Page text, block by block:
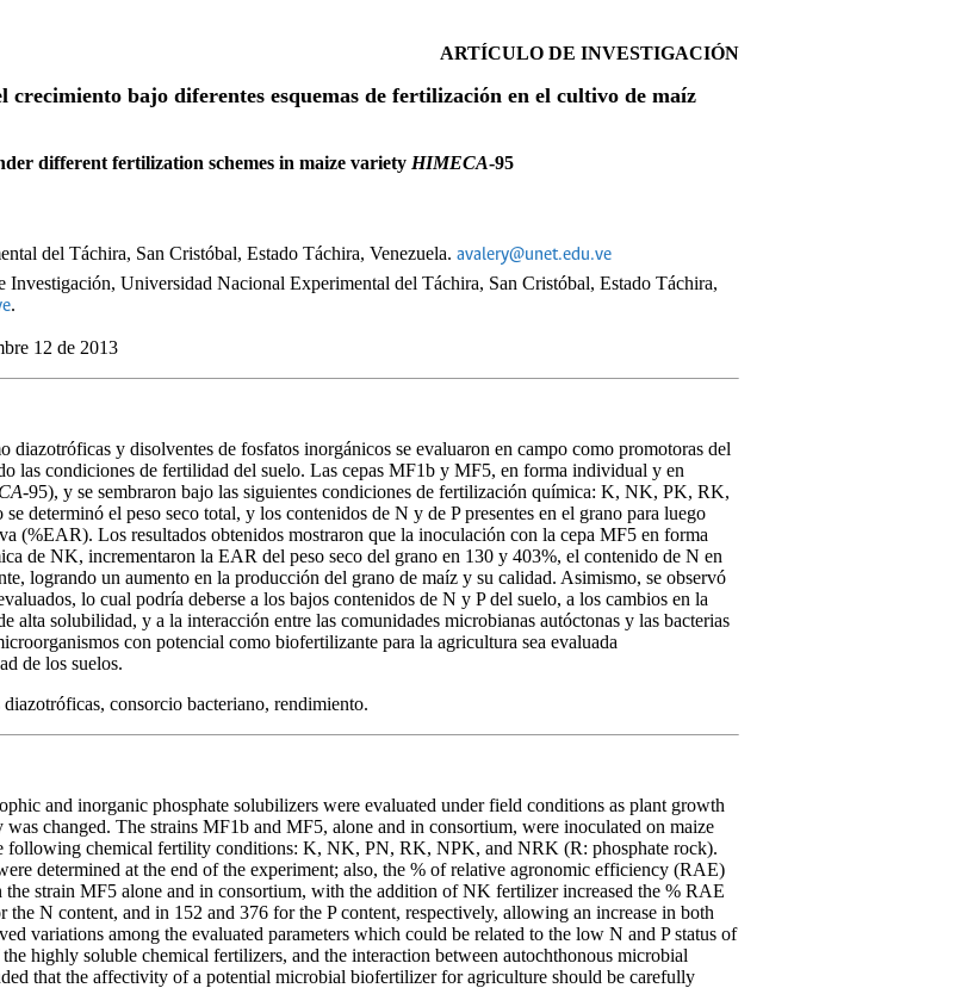
ARTÍCULO DE INVESTIGACIÓN
bajo diferentes esquemas de fertilización en el cultivo de maíz
different fertilization schemes in maize variety HIMECA-95
del Táchira, San Cristóbal, Estado Táchira, Venezuela. avalery@unet.edu.ve
Universidad Nacional Experimental del Táchira, San Cristóbal, Estado Táchira,
.
12 de 2013
diazotróficas y disolventes de fosfatos inorgánicos se evaluaron en campo como promotoras del
las condiciones de fertilidad del suelo. Las cepas MF1b y MF5, en forma individual y en
-95), y se sembraron bajo las siguientes condiciones de fertilización química: K, NK, PK, RK,
determinó el peso seco total, y los contenidos de N y de P presentes en el grano para luego
(%EAR). Los resultados obtenidos mostraron que la inoculación con la cepa MF5 en forma
de NK, incrementaron la EAR del peso seco del grano en 130 y 403%, el contenido de N en
logrando un aumento en la producción del grano de maíz y su calidad. Asimismo, se observó
lo cual podría deberse a los bajos contenidos de N y P del suelo, a los cambios en la
alta solubilidad, y a la interacción entre las comunidades microbianas autóctonas y las bacterias
con potencial como biofertilizante para la agricultura sea evaluada
de los suelos.
consorcio bacteriano, rendimiento.
and inorganic phosphate solubilizers were evaluated under field conditions as plant growth
changed. The strains MF1b and MF5, alone and in consortium, were inoculated on maize
following chemical fertility conditions: K, NK, PN, RK, NPK, and NRK (R: phosphate rock).
determined at the end of the experiment; also, the % of relative agronomic efficiency (RAE)
strain MF5 alone and in consortium, with the addition of NK fertilizer increased the % RAE
N content, and in 152 and 376 for the P content, respectively, allowing an increase in both
variations among the evaluated parameters which could be related to the low N and P status of
highly soluble chemical fertilizers, and the interaction between autochthonous microbial
that the affectivity of a potential microbial biofertilizer for agriculture should be carefully